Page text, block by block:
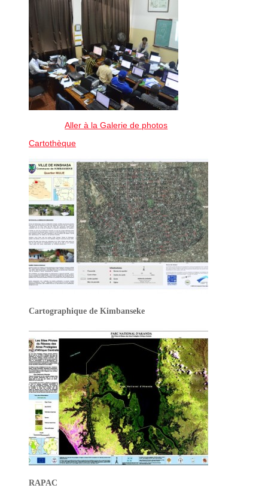
Aller à la Galerie de photos
Cartothèque
Cartographique de Kimbanseke
RAPAC